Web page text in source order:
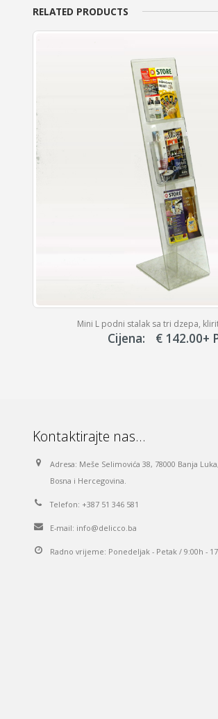
RELATED PRODUCTS
Stalak za flajere DL (A6) formata sa
Cijena: €5.50+
Kontaktirajte nas…
Adresa: Meše Selimovića 38, 78000 Banja Luka,
Bosna i Hercegovina.
Telefon: +387 51 346 581
E-mail: info@delicco.ba
Radno vrijeme: Ponedeljak - Petak / 9:00h -